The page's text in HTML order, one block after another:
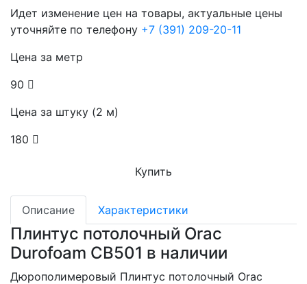
Идет изменение цен на товары, актуальные цены
уточняйте по телефону +7 (391) 209-20-11
Цена за метр
90
Цена за штуку (2 м)
180
Купить
Описание Характеристики
Плинтус потолочный Orac
Durofoam CB501 в наличии
Дюрополимеровый Плинтус потолочный Orac